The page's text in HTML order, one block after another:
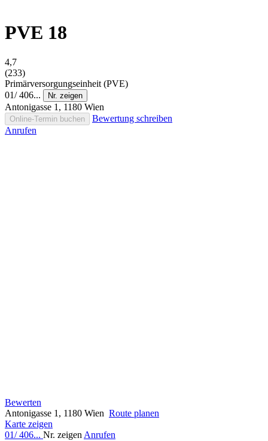
PVE 18
4,7
(233)
Primärversorgungseinheit (PVE)
01/ 406...
Nr. zeigen
Antonigasse 1, 1180 Wien
Online-Termin buchen
Bewertung schreiben
Anrufen
Bewerten
Antonigasse 1, 1180 Wien Route planen
Karte zeigen
01/ 406... Nr. zeigen Anrufen